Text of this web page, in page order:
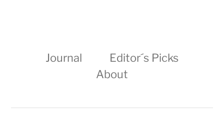
Journal
Editor´s Picks
About